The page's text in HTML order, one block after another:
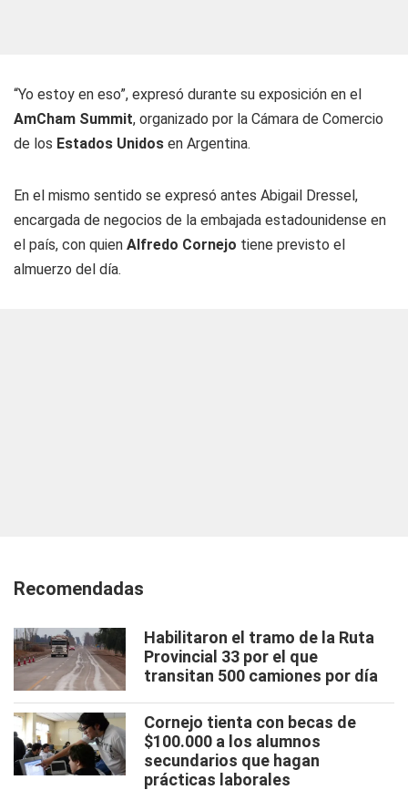
“Yo estoy en eso”, expresó durante su exposición en el
AmCham Summit, organizado por la Cámara de Comercio
de los Estados Unidos en Argentina.
En el mismo sentido se expresó antes Abigail Dressel,
encargada de negocios de la embajada estadounidense en
el país, con quien Alfredo Cornejo tiene previsto el
almuerzo del día.
Recomendadas
Habilitaron el tramo de la Ruta
Provincial 33 por el que
transitan 500 camiones por día
Cornejo tienta con becas de
$100.000 a los alumnos
secundarios que hagan
prácticas laborales